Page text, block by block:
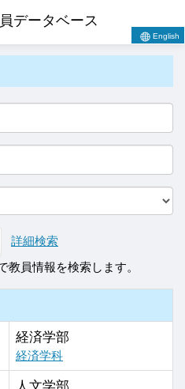
データベース
English
詳細検索
教員情報を検索します。
経済学部
経済学科